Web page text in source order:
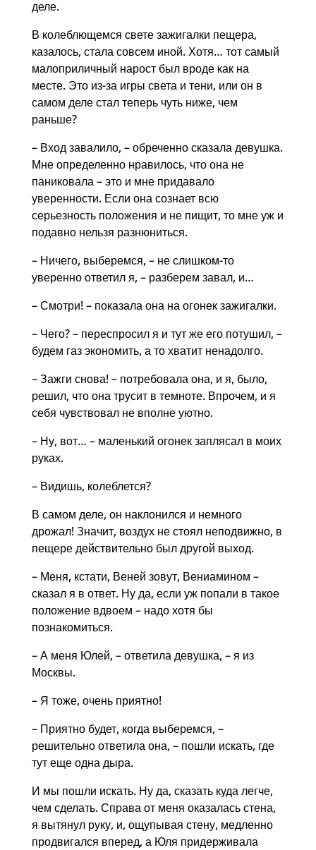
деле.
В колеблющемся свете зажигалки пещера,
казалось, стала совсем иной. Хотя… тот самый
малоприличный нарост был вроде как на
месте. Это из-за игры света и тени, или он в
самом деле стал теперь чуть ниже, чем
раньше?
– Вход завалило, – обреченно сказала девушка.
Мне определенно нравилось, что она не
паниковала – это и мне придавало
уверенности. Если она сознает всю
серьезность положения и не пищит, то мне уж и
подавно нельзя разнюниться.
– Ничего, выберемся, – не слишком-то
уверенно ответил я, – разберем завал, и…
– Смотри! – показала она на огонек зажигалки.
– Чего? – переспросил я и тут же его потушил, –
будем газ экономить, а то хватит ненадолго.
– Зажги снова! – потребовала она, и я, было,
решил, что она трусит в темноте. Впрочем, и я
себя чувствовал не вполне уютно.
– Ну, вот… – маленький огонек заплясал в моих
руках.
– Видишь, колеблется?
В самом деле, он наклонился и немного
дрожал! Значит, воздух не стоял неподвижно, в
пещере действительно был другой выход.
– Меня, кстати, Веней зовут, Вениамином –
сказал я в ответ. Ну да, если уж попали в такое
положение вдвоем – надо хотя бы
познакомиться.
– А меня Юлей, – ответила девушка, – я из
Москвы.
– Я тоже, очень приятно!
– Приятно будет, когда выберемся, –
решительно ответила она, – пошли искать, где
тут еще одна дыра.
И мы пошли искать. Ну да, сказать куда легче,
чем сделать. Справа от меня оказалась стена,
я вытянул руку, и, ощупывая стену, медленно
продвигался вперед, а Юля придерживала